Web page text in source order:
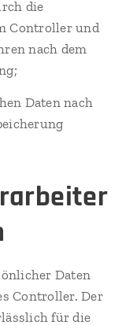
die
Controller und
nach dem
Daten nach
Daten
Controller. Der
für die